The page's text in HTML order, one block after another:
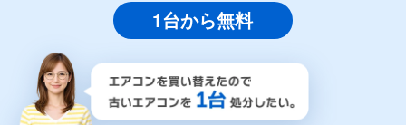
1台から無料